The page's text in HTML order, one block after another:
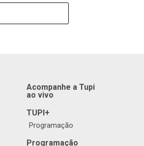
Acompanhe a Tupi
ao vivo
TUPI+
Programação
Programação